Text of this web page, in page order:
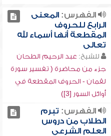
الفهرس:المعنى
الرابع للحروف
المقطعة أنها أسماء لله
تعالى
للشيخ: عبد الرحيم الطحان
جزء من محاضرة ( تفسير سورة
لقمان - الحروف المقطعة في
أوائل السور [3])
الفهرس: تبرم
الطلاب من دروس
العلم الشرعي